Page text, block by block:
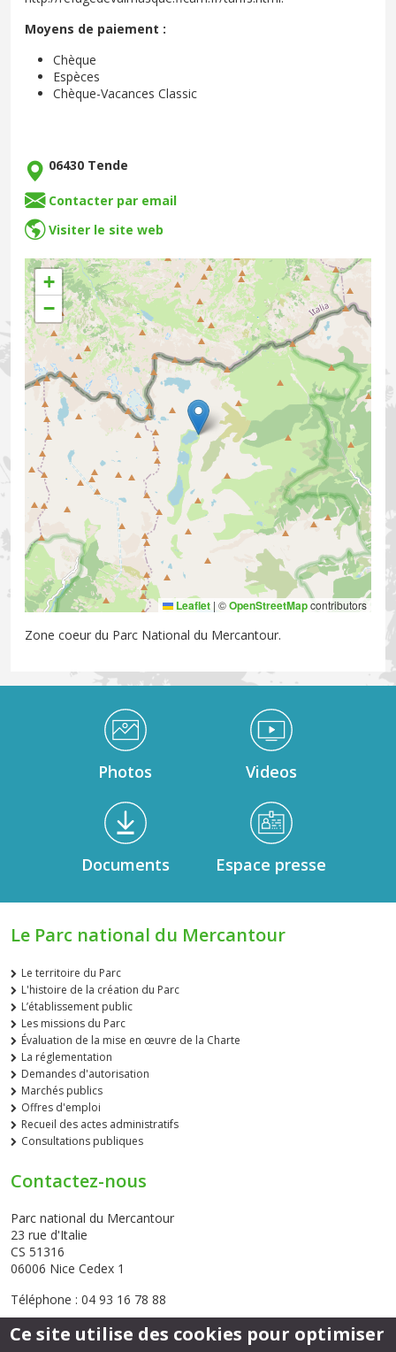
Moyens de paiement :
Chèque
Espèces
Chèque-Vacances Classic
06430 Tende
Contacter par email
Visiter le site web
+
−
Leaflet | ©OpenStreetMapcontributors
Zone coeur du Parc National du Mercantour.
Médiathèque Footer
Photos Videos
Documents Espace presse
Le Parc national du Mercantour
Le territoire du Parc
L'histoire de la création du Parc
L’établissement public
Les missions du Parc
Évaluation de la mise en œuvre de la Charte
La réglementation
Demandes d'autorisation
Marchés publics
Offres d'emploi
Recueil des actes administratifs
Consultations publiques
Contactez-nous
Parc national du Mercantour
23 rue d'Italie
CS 51316
06006 Nice Cedex 1
Téléphone : 04 93 16 78 88
Envoyer un email
Ce site utilise des cookies pour optimiser